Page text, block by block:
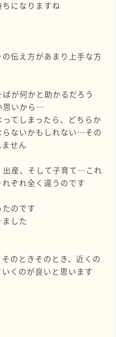
になりますね
伝え方があまり上手な方
が何かと助かるだろう
思いから…
てしまったら、どちらか
らないかもしれない…その
せん
出産、そして子育て…これ
ぞれ全く違うのです
のです
した
のときそのとき、近くの
くのが良いと思います